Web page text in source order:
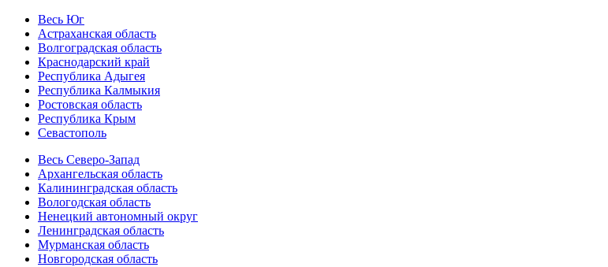
Весь Юг
Астраханская область
Волгоградская область
Краснодарский край
Республика Адыгея
Республика Калмыкия
Ростовская область
Республика Крым
Севастополь
Весь Северо-Запад
Архангельская область
Калининградская область
Вологодская область
Ненецкий автономный округ
Ленинградская область
Мурманская область
Новгородская область